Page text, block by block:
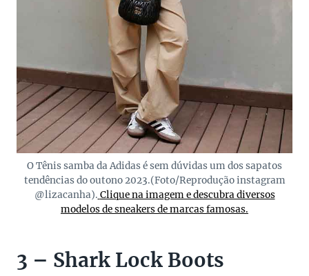
O Tênis samba da Adidas é sem dúvidas um dos sapatos
tendências do outono 2023.(Foto/Reprodução instagram
@lizacanha). Clique na imagem e descubra diversos
modelos de sneakers de marcas famosas.
3 – Shark Lock Boots